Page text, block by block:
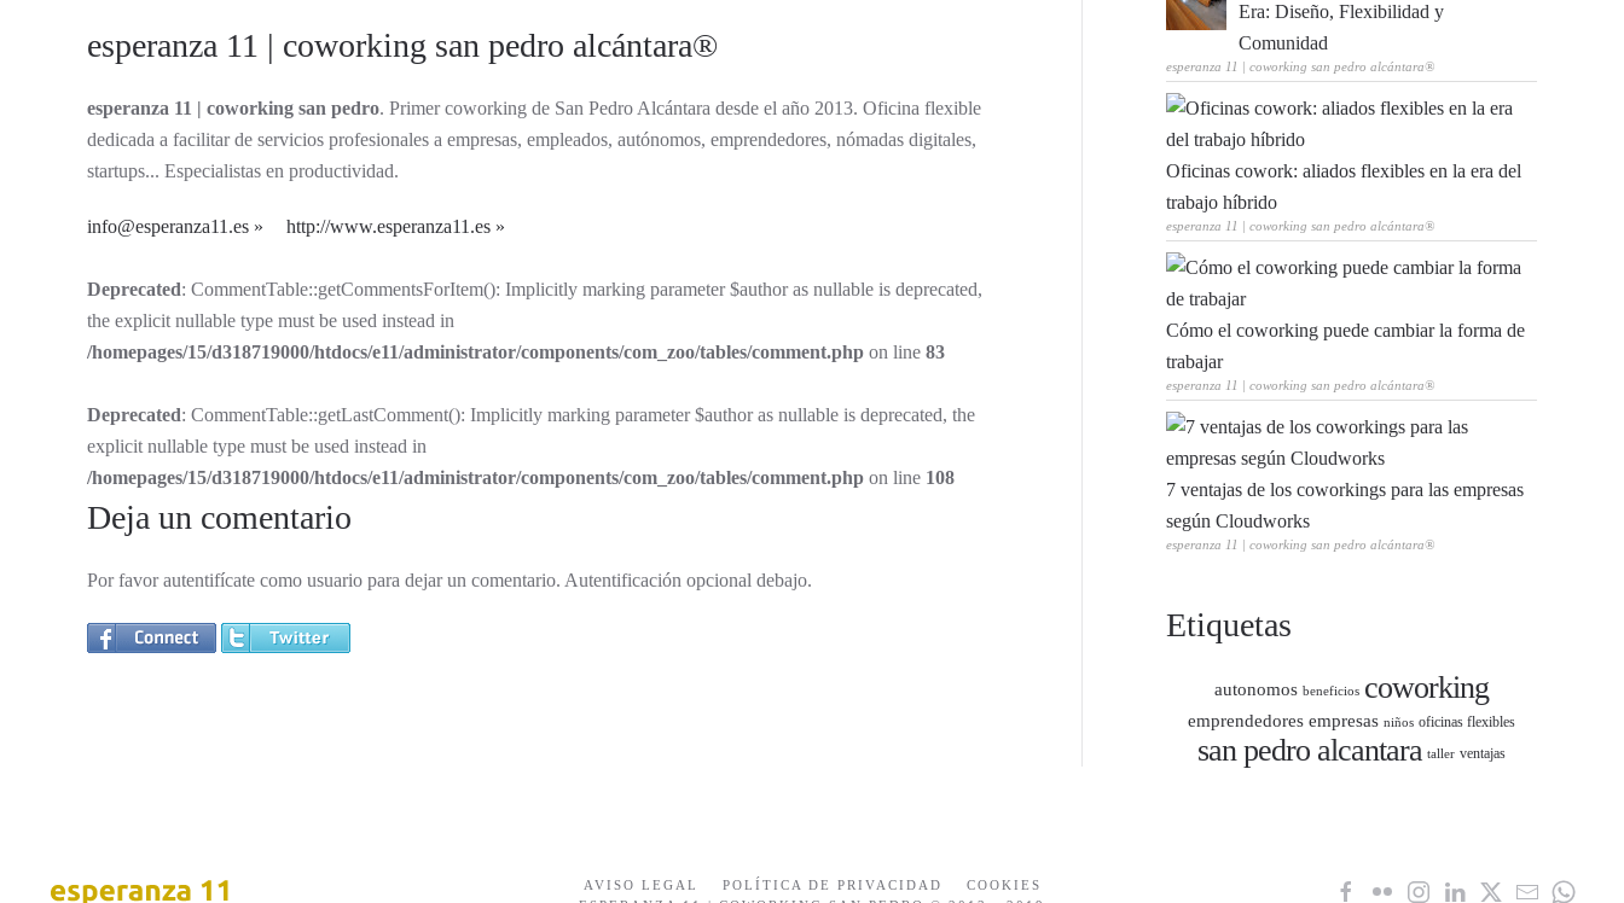
esperanza 11 | coworking san pedro alcántara®
esperanza 11 | coworking san pedro. Primer coworking de San Pedro Alcántara desde el año 2013. Oficina flexible
dedicada a facilitar de servicios profesionales a empresas, empleados, autónomos, emprendedores, nómadas digitales,
startups... Especialistas en productividad.
info@esperanza11.es http://www.esperanza11.es
Deprecated: CommentTable::getCommentsForItem(): Implicitly marking parameter $author as nullable is deprecated,
the explicit nullable type must be used instead in
/homepages/15/d318719000/htdocs/e11/administrator/components/com_zoo/tables/comment.php on line 83
Deprecated: CommentTable::getLastComment(): Implicitly marking parameter $author as nullable is deprecated, the
explicit nullable type must be used instead in
/homepages/15/d318719000/htdocs/e11/administrator/components/com_zoo/tables/comment.php on line 108
Deja un comentario
Por favor autentifícate como usuario para dejar un comentario. Autentificación opcional debajo.
Era: Diseño, Flexibilidad y
Comunidad
esperanza 11 | coworking san pedro alcántara®
Oficinas cowork: aliados flexibles en la era del
trabajo híbrido
esperanza 11 | coworking san pedro alcántara®
Cómo el coworking puede cambiar la forma de
trabajar
esperanza 11 | coworking san pedro alcántara®
7 ventajas de los coworkings para las empresas
según Cloudworks
esperanza 11 | coworking san pedro alcántara®
Etiquetas
autonomos beneficios coworking
emprendedores empresas niños oficinas flexibles
san pedro alcantara taller ventajas
AVISO LEGAL POLÍTICA DE PRIVACIDAD
COOKIES